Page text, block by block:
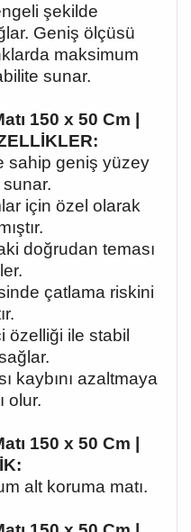
şekilde
Geniş ölçüsü
maksimum
sunar.
150 x 50 Cm |
sahip geniş yüzey
sunar.
için özel olarak
doğrudan teması
çatlama riskini
özelliği ile stabil
kaybını azaltmaya
olur.
150 x 50 Cm |
alt koruma matı.